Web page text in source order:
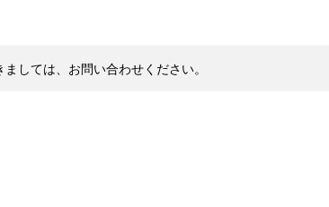
しては、お問い合わせください。